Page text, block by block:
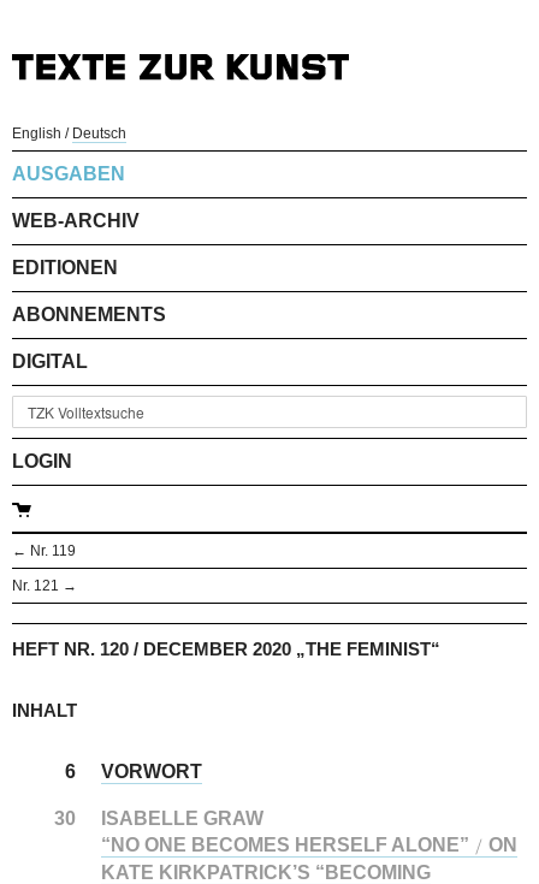
English / Deutsch
AUSGABEN
WEB-ARCHIV
EDITIONEN
ABONNEMENTS
DIGITAL
LOGIN
← Nr. 119
Nr. 121 →
HEFT NR. 120 / DECEMBER 2020 „THE FEMINIST“
INHALT
6 VORWORT
30
ISABELLE GRAW
“NO ONE BECOMES HERSELF ALONE” / ON
KATE KIRKPATRICK’S “BECOMING